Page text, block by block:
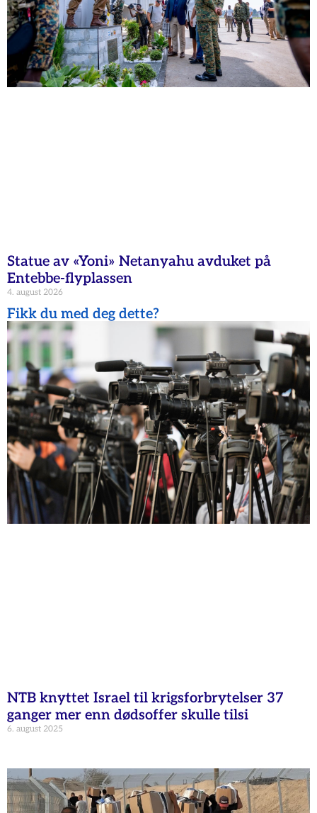
Statue av «Yoni» Netanyahu avduket på
Entebbe-flyplassen
4. august 2026
Fikk du med deg dette?
NTB knyttet Israel til krigsforbrytelser 37
ganger mer enn dødsoffer skulle tilsi
6. august 2025